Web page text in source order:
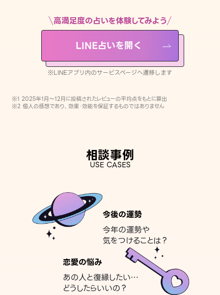
※LINEアプリ内のサービスページへ遷移します
高満足度の占いを体験してみよう
LINE占いを開く
※LINEアプリ内のサービスページへ遷移します
※1 2025年1月〜12月に投稿されたレビューの平均点をもとに算出
※2 個人の感想であり、効果・効能を保証するものではありません
相談事例
USE CASES
今後の運勢
今年の運勢や
気をつけることは？
恋愛の悩み
あの人と復縁したい…
どうしたらいいの？